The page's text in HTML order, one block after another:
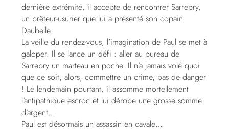
dernière extrémité, il accepte de rencontrer Sarrebry,
un prêteur-usurier que lui a présenté son copain
Daubelle.
La veille du rendez-vous, l’imagination de Paul se met à
galoper. Il se lance un défi : aller au bureau de
Sarrebry un marteau en poche. Il n’a jamais volé quoi
que ce soit, alors, commettre un crime, pas de danger
! Le lendemain pourtant, il assomme mortellement
l’antipathique escroc et lui dérobe une grosse somme
d’argent…
Paul est désormais un assassin en cavale…